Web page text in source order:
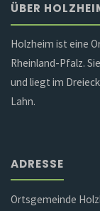
ÜBER
Holzheim ist eine
Rheinland-Pfalz.
und liegt im
Lahn.
ADRESSE
Ortsgemeinde